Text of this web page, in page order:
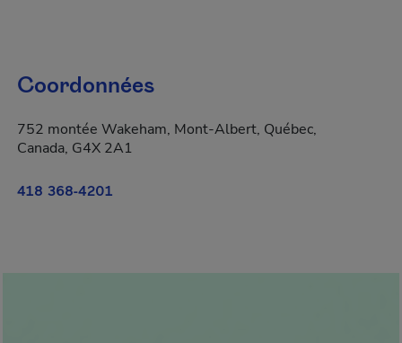
Coordonnées
752 montée Wakeham, Mont-Albert, Québec,
Canada, G4X 2A1
418 368-4201